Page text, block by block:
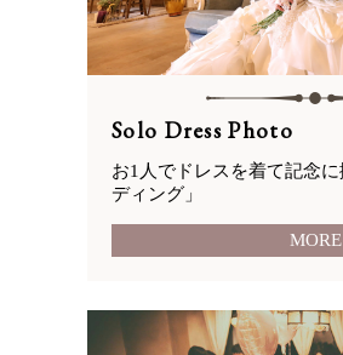
Solo Dress Photo
お1人でドレスを着て記念
ディング」
MORE